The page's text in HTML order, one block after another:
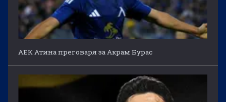
АЕК Атина преговаря за Акрам Бурас